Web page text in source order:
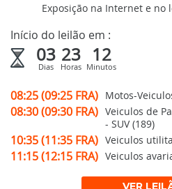
Exposição na Internet e no
Início do leilão em :
03
Dias
23
Horas
12
Minutos
08:25 (09:25 FRA) Motos-
08:30 (09:30 FRA) Veiculos de
- SUV (189)
10:35 (11:35 FRA) Veiculos
11:15 (12:15 FRA) Veiculos
VER